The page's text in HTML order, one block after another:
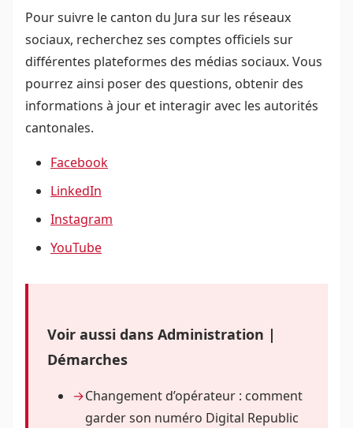
Pour suivre le canton du Jura sur les réseaux
sociaux, recherchez ses comptes officiels sur
différentes plateformes des médias sociaux. Vous
pourrez ainsi poser des questions, obtenir des
informations à jour et interagir avec les autorités
cantonales.
Facebook
LinkedIn
Instagram
YouTube
Voir aussi dans Administration |
Démarches
Changement d’opérateur : comment
garder son numéro Digital Republic